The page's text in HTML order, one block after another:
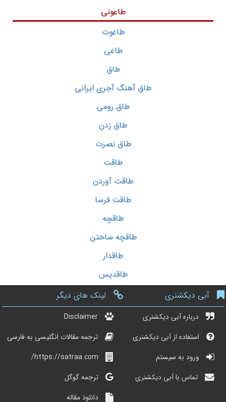
طاعونی
طاغوت
طاغی
طاق
طاق آهنگ آجری ایرانی
طاق رومی
طاق زدن
طاق نصرت
طاقت
طاقت آوردن
طاقت فرسا
طاقچه
طاقچه ساختن
طاقدار
طاقدیس
آبی دیکشنری
درباره آبی دیکشنری
استفاده از آبی دیکشنری
ورود به سیستم
تماس با آبی دیکشنری
لینک های دیگر
Disclaimer
ترجمه مقالات انگلیسی به فارسی
https://satraa.com/
ترجمه گوگل
دانلود مقاله